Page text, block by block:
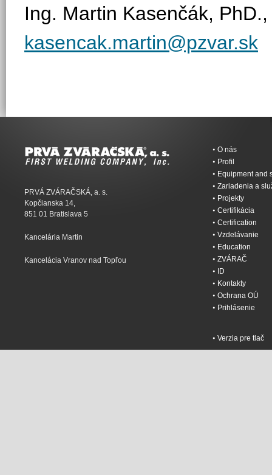
Ing. Martin Kasenčák,
kasencak.martin@pzvar.sk
PRVÁ ZVÁRAČSKÁ, a. s.
Kopčianska 14,
851 01 Bratislava 5
Kancelária Martin
Kancelácia Vranov nad Topľou
O nás
Profil
Equipment and
Zariadenia a
Projekty
Certifikácia
Certification
Vzdelávanie
Education
ZVÁRAČ
ID
Kontakty
Ochrana OÚ
Prihlásenie
Verzia pre tlač